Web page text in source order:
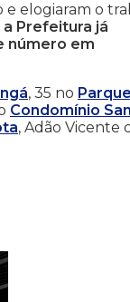
elogiaram o
Prefeitura já
número em
, 35 no Parque
Condomínio
, Adão Vicente